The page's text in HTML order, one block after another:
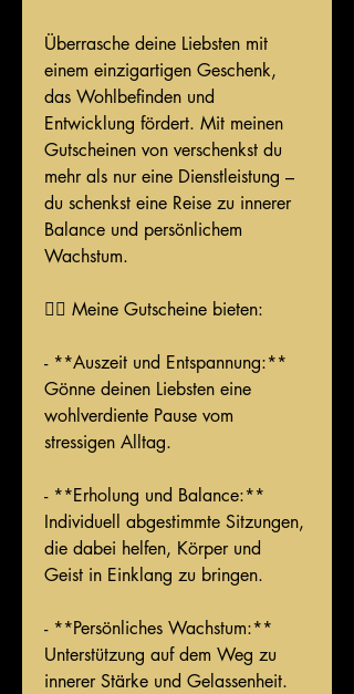
Überrasche deine Liebsten mit
einem einzigartigen Geschenk,
das Wohlbefinden und
Entwicklung fördert. Mit meinen
Gutscheinen von verschenkst du
mehr als nur eine Dienstleistung –
du schenkst eine Reise zu innerer
Balance und persönlichem
Wachstum.
💆‍♂️ Meine Gutscheine bieten:
- **Auszeit und Entspannung:**
Gönne deinen Liebsten eine
wohlverdiente Pause vom
stressigen Alltag.
- **Erholung und Balance:**
Individuell abgestimmte Sitzungen,
die dabei helfen, Körper und
Geist in Einklang zu bringen.
- **Persönliches Wachstum:**
Unterstützung auf dem Weg zu
innerer Stärke und Gelassenheit.